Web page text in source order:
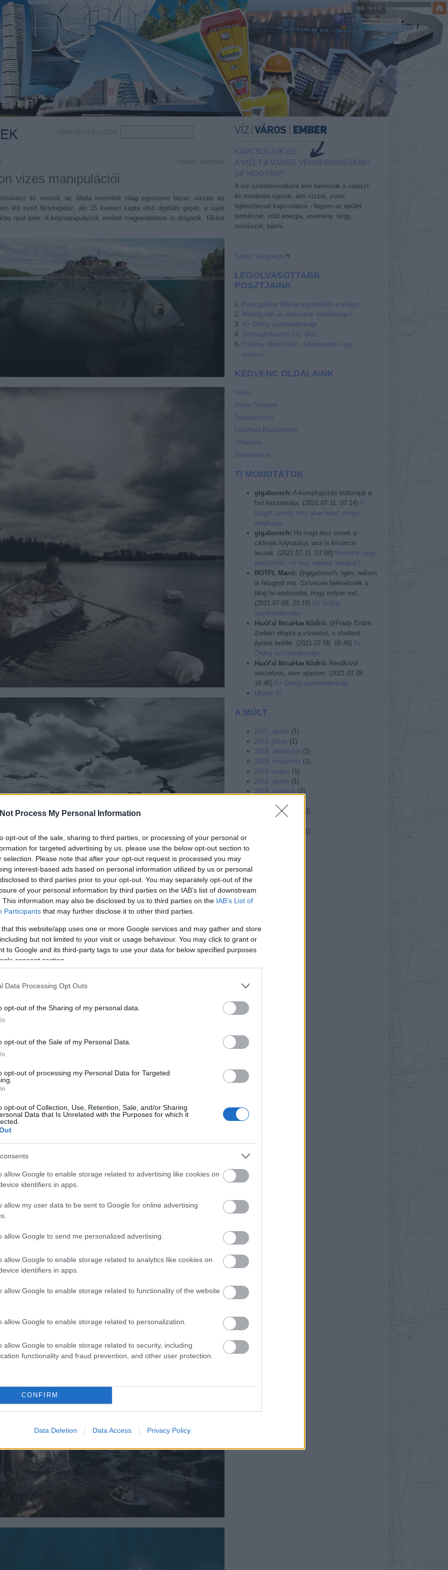
Process My Personal Information
opt-out of the sale, sharing to third parties, or processing of your personal or
for targeted advertising by us, please use the below opt-out section to
selection. Please note that after your opt-out request is processed you may
interest-based ads based on personal information utilized by us or personal
to third parties prior to your opt-out. You may separately opt-out of the
of your personal information by third parties on the IAB’s list of downstream
This information may also be disclosed by us to third parties on the IAB’s List of
Participants that may further disclose it to other third parties.
that this website/app uses one or more Google services and may gather and store
but not limited to your visit or usage behaviour. You may click to grant or
to Google and its third-party tags to use your data for below specified purposes
consent section.
Data Processing Opt Outs
opt-out of the Sharing of my personal data.
opt-out of the Sale of my Personal Data.
opt-out of processing my Personal Data for Targeted
opt-out of Collection, Use, Retention, Sale, and/or Sharing
Data that Is Unrelated with the Purposes for which it
allow Google to enable storage related to advertising like cookies on
identifiers in apps.
allow my user data to be sent to Google for online advertising
allow Google to send me personalized advertising.
allow Google to enable storage related to analytics like cookies on
identifiers in apps.
allow Google to enable storage related to functionality of the website
allow Google to enable storage related to personalization.
allow Google to enable storage related to security, including
functionality and fraud prevention, and other user protection.
CONFIRM
Data Deletion Data Access Privacy Policy
KERESÉS A BLOGON
KAPCSOLJUK BE
A VIZET A VÁROS VÉRKERINGÉSÉBE!
DE HOGYAN?
A víz szerelmeseiként erre keressük a választ
és mindenre ugrunk, ami vízzel, vizes
fejlesztéssel kapcsolatos - legyen az épület,
természet, zöld energia, esemény, tárgy,
művészet, bármi.
Select Language ▼
LEGOLVASOTTABB
POSZTJAINK
Peru gyilkos folyója egyedülálló a világon
Meddig tart az építészek felelőssége?
Az Ördög úszómedencéje
10 meghökkentő vízi állat
Eshima Ohashi híd - túl meredek vagy
mégse?
KEDVENC OLDALAINK
Valyo
Dunai Szigetek
Építészfórum
Lakóhajó Budapesten
Urbanista
Greenpeace
TI MONDTÁTOK
gigabursch: A komphajózás kultúráját a
híd felszámolja. (2021.07.11. 07:14) A
sziget, amely nem akar hidat, mégis
megkapja
gigabursch: Ha majd lesz ennek a
cikknek folytatása, arra is kíváncsi
leszek. (2021.07.11. 07:08) Mentünk vagy
pusztítunk: mi lesz veletek korallok?
ROTFL Manó: @gigabursch: Igen, nekem
is felugrott ma. Szívesen belenéznék a
blog.hu endzsinbe, hogy milyen ind...
(2021.07.08. 20:19) Az Ördög
úszómedencéje
ⲘⲁⲭѴⲁl ⲂⲓrⲥⲁⲘⲁⲛ ⲔöⲍÍró: @Frady Endre:
Zorbán ellopta a vízesést, s stadiont
épített belőle. (2021.07.08. 16:46) Az
Ördög úszómedencéje
ⲘⲁⲭѴⲁl ⲂⲓrⲥⲁⲘⲁⲛ ⲔöⲍÍró: Rendkívül
veszélyes, nem ajánlom. (2021.07.08.
16:45) Az Ördög úszómedencéje
Utolsó 20
A MÚLT
2021. április (1)
2019. július (1)
2018. december (1)
2018. november (1)
2018. május (1)
2018. április (1)
2018. március (2)
2017. december
2)
1)
BELÉPÉS
vízpart komment
vizes manipulációi
és retusőr, az általa teremtett világ egyszerre bizarr, vicces és
élő svéd fényképész, aki 15 évesen kapta első digitális gépét, a saját
nyúl bele. A képmanipulációk mellett megrendelésre is dolgozik, főként
folyamat másképp néz ki, akkor indul az egész, amikor elkészül az
kellék, ehhez párosul mindig valami váratlan, valami meghökkentő ötlet,